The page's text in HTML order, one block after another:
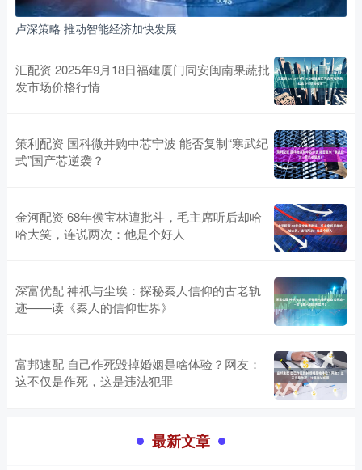
卢深策略 推动智能经济加快发展
汇配资 2025年9月18日福建厦门同安闽南果蔬批
发市场价格行情
策利配资 国科微并购中芯宁波 能否复制“寒武纪
式”国产芯逆袭？
金河配资 68年侯宝林遭批斗，毛主席听后却哈
哈大笑，连说两次：他是个好人
深富优配 神祇与尘埃：探秘秦人信仰的古老轨
迹——读《秦人的信仰世界》
富邦速配 自己作死毁掉婚姻是啥体验？网友：
这不仅是作死，这是违法犯罪
最新文章